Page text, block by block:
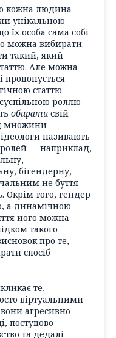
кожна людина
унікальною
їх особа сама собі
можна вибирати.
такий, який
Але можна
статтю
роллю
обирати свій
множини
називають
ролей — наприклад,
бігендерну,
не буття
Окрім того, гендер
а динамічною
його можна
такого
про те,
спосіб
те,
віртуальними
агресивно
поступово
та дедалі